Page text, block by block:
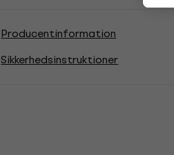
Producentinformation
Sikkerhedsinstruktioner